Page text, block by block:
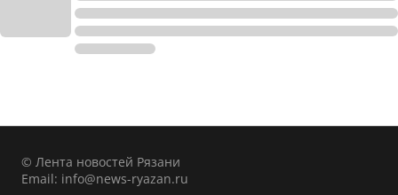
© Лента новостей Рязани
Email: info@news-ryazan.ru